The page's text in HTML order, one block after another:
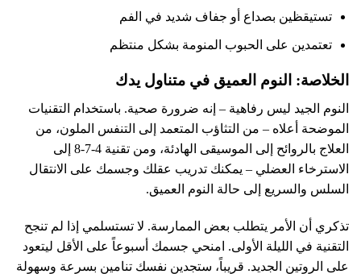
تستيقظين بصداع أو جفاف شديد في الفم
تعتمدين على الحبوب المنومة بشكل منتظم
الخلاصة: النوم العميق في متناول يدك
النوم الجيد ليس رفاهية – إنه ضرورة صحية. باستخدام التقنيات
الموضحة أعلاه – من التثاؤب المتعمد إلى التنفس الملون، من
العلاج بالروائح إلى الموسيقى الهادئة، ومن تقنية 4-7-8 إلى
الاسترخاء العضلي – يمكنك تدريب عقلك وجسمك على الانتقال
السلس والسريع إلى حالة النوم العميق.
تذكري أن الأمر يتطلب بعض الممارسة. لا تستسلمي إذا لم تنجح
التقنية في الليلة الأولى. امنحي جسمك أسبوعاً على الأقل ليتعود
على الروتين الجديد. قريباً، ستجدين نفسك تنامين بسرعة وسهولة